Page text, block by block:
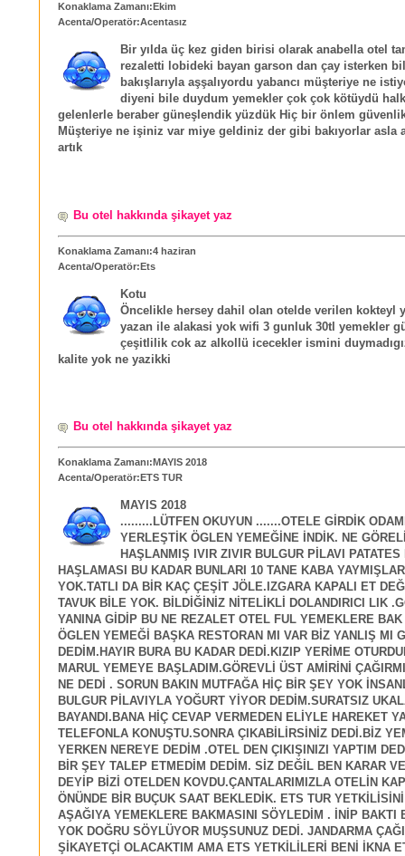
Konaklama Zamanı:Ekim
Acenta/Operatör:Acentasız
Bir yılda üç kez giden birisi olarak anabella otel
rezaletti lobideki bayan garson dan çay isterken
bakışlarıyla aşşalıyordu yabancı müşteriye ne
diyeni bile duydum yemekler çok çok kötüydü
gelenlerle beraber güneşlendik yüzdük Hiç bir önlem
Müşteriye ne işiniz var miye geldiniz der gibi bakıyorlar asla
artık
Bu otel hakkında şikayet yaz
Konaklama Zamanı:4 haziran
Acenta/Operatör:Ets
Kotu
Öncelikle hersey dahil olan otelde verilen kokteyl
yazan ile alakasi yok wifi 3 gunluk 30tl yemekler
çeşitlilik cok az alkollü icecekler ismini
kalite yok ne yazikki
Bu otel hakkında şikayet yaz
Konaklama Zamanı:MAYIS 2018
Acenta/Operatör:ETS TUR
MAYIS 2018
.........LÜTFEN OKUYUN .......OTELE GİRDİK
YERLEŞTİK ÖGLEN YEMEĞİNE İNDİK. NE
HAŞLANMIŞ IVIR ZIVIR BULGUR PİLAVI
HAŞLAMASI BU KADAR BUNLARI 10 TANE KABA
YOK.TATLI DA BİR KAÇ ÇEŞİT JÖLE.IZGARA KAPALI ET
TAVUK BİLE YOK. BİLDİĞİNİZ NİTELİKLİ DOLANDIRICI LIK
YANINA GİDİP BU NE REZALET OTEL FUL YEMEKLERE BAK
ÖGLEN YEMEĞİ BAŞKA RESTORAN MI VAR BİZ YANLIŞ MI
DEDİM.HAYIR BURA BU KADAR DEDİ.KIZIP YERİME
MARUL YEMEYE BAŞLADIM.GÖREVLİ ÜST AMİRİNİ
NE DEDİ . SORUN BAKIN MUTFAĞA HİÇ BİR ŞEY YOK
BULGUR PİLAVIYLA YOĞURT YİYOR DEDİM.SURATSIZ
BAYANDI.BANA HİÇ CEVAP VERMEDEN ELİYLE HAREKET
TELEFONLA KONUŞTU.SONRA ÇIKABİLİRSİNİZ DEDİ.BİZ
YERKEN NEREYE DEDİM .OTEL DEN ÇIKIŞINIZI YAPTIM
BİR ŞEY TALEP ETMEDİM DEDİM. SİZ DEĞİL BEN KARAR
DEYİP BİZİ OTELDEN KOVDU.ÇANTALARIMIZLA OTELİN
ÖNÜNDE BİR BUÇUK SAAT BEKLEDİK. ETS TUR
AŞAĞIYA YEMEKLERE BAKMASINI SÖYLEDİM . İNİP BAKTI
YOK DOĞRU SÖYLÜYOR MUŞSUNUZ DEDİ. JANDARMA
ŞİKAYETÇİ OLACAKTIM AMA ETS YETKİLİLERİ BENİ İKNA